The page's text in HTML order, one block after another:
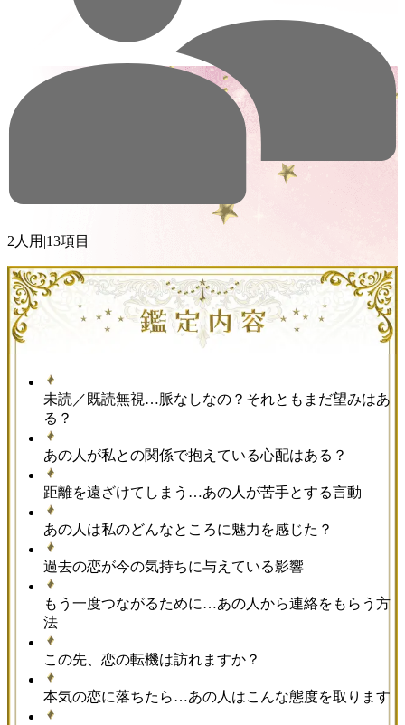
2人用 |13項目
未読／既読無視…脈なしなの？それともまだ望みはあ
る？
あの人が私との関係で抱えている心配はある？
距離を遠ざけてしまう…あの人が苦手とする言動
あの人は私のどんなところに魅力を感じた？
過去の恋が今の気持ちに与えている影響
もう一度つながるために…あの人から連絡をもらう方
法
この先、恋の転機は訪れますか？
本気の恋に落ちたら…あの人はこんな態度を取ります